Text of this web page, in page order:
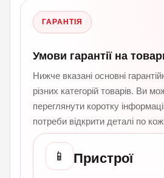
ГАРАНТІЯ
Умови гарантії на
Нижче вказані основні
різних категорій товарів. Ви
переглянути коротку
потреби відкрити деталі по
📱 Пристрої